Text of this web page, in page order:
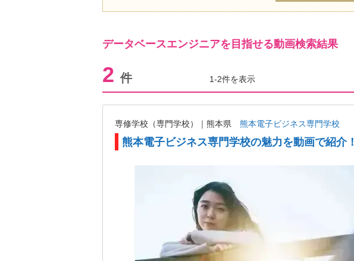
データベースエンジニアを目指せる動画検索結果
2 件 1-2件を表示
専修学校（専門学校）｜熊本県 熊本電子ビジネス専門学校
熊本電子ビジネス専門学校の魅力を動画で紹介！